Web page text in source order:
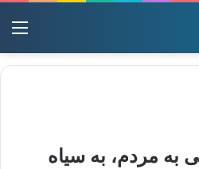
به مردم، به سیاه